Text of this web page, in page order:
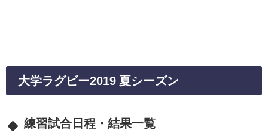
大学ラグビー2019 夏シーズン
練習試合日程・結果一覧